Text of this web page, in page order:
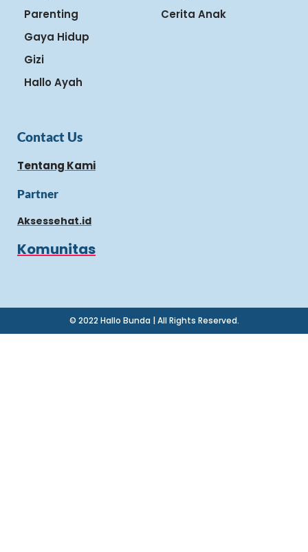
Parenting
Gaya Hidup
Gizi
Hallo Ayah
Cerita Anak
Contact Us
Tentang Kami
Partner
Aksessehat.id
Komunitas
© 2022 Hallo Bunda | All Rights Reserved.